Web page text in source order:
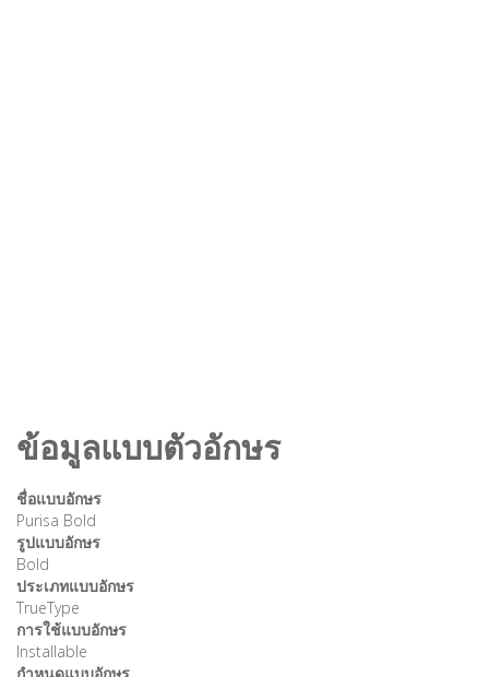
ข้อมูลแบบตัวอักษร
ชื่อแบบอักษร
Purisa Bold
รูปแบบอักษร
Bold
ประเภทแบบอักษร
TrueType
การใช้แบบอักษร
Installable